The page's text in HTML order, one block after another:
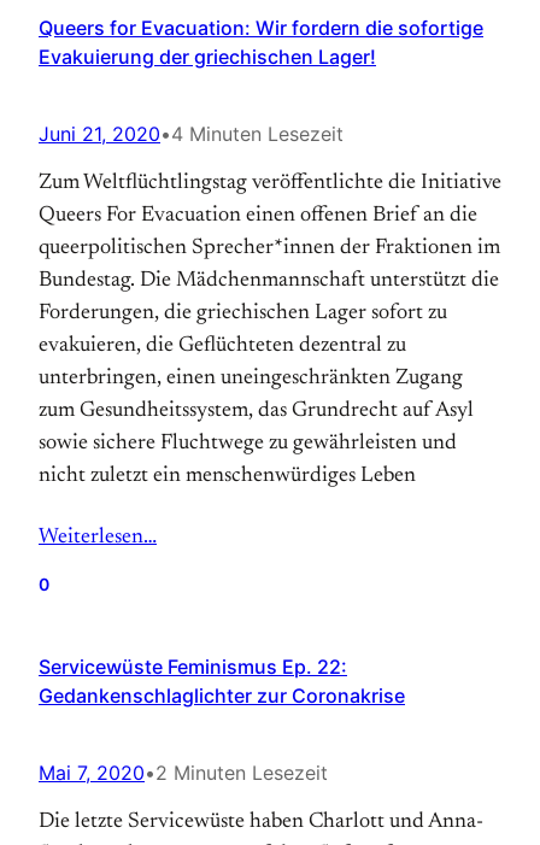
Queers for Evacuation: Wir fordern die sofortige
Evakuierung der griechischen Lager!
Juni 21, 2020•4 Minuten Lesezeit
Zum Weltflüchtlingstag veröffentlichte die Initiative
Queers For Evacuation einen offenen Brief an die
queerpolitischen Sprecher*innen der Fraktionen im
Bundestag. Die Mädchenmannschaft unterstützt die
Forderungen, die griechischen Lager sofort zu
evakuieren, die Geflüchteten dezentral zu
unterbringen, einen uneingeschränkten Zugang
zum Gesundheitssystem, das Grundrecht auf Asyl
sowie sichere Fluchtwege zu gewährleisten und
nicht zuletzt ein menschenwürdiges Leben
Weiterlesen…
0
Servicewüste Feminismus Ep. 22:
Gedankenschlaglichter zur Coronakrise
Mai 7, 2020•2 Minuten Lesezeit
Die letzte Servicewüste haben Charlott und Anna-